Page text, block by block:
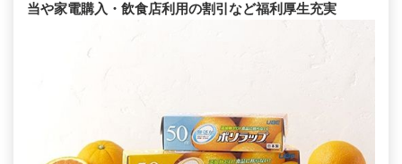
当や家電購入・飲食店利用の割引など福利厚生充実